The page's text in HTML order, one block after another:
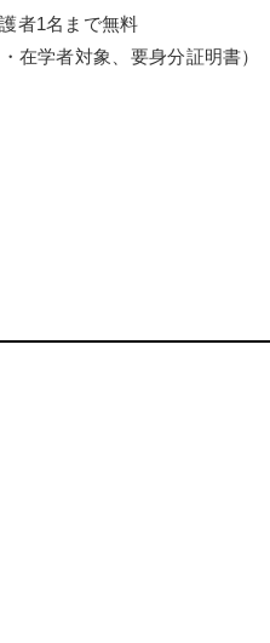
者1名まで無料
在学者対象、要身分証明書）